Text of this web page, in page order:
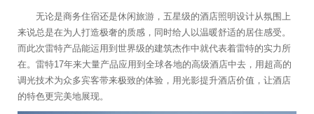
无论是商务住宿还是休闲旅游，五星级的酒店照明设计从氛围上
来说总是在为人打造极奢的质感，同时给人以温暖舒适的居住感受。
而此次雷特产品能运用到世界级的建筑杰作中就代表着雷特的实力所
在。雷特17年来大量产品应用到全球各地的高级酒店中去，用超高的
调光技术为众多宾客带来极致的体验，用光影提升酒店价值，让酒店
的特色更完美地展现。